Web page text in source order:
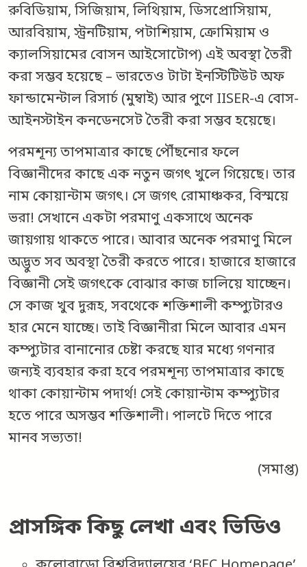
রুবিডিয়াম, সিজিয়াম, লিথিয়াম, ডিসপ্রোসিয়াম,
আরবিয়াম, স্ট্রনটিয়াম, পটাশিয়াম, ক্রোমিয়াম ও
ক্যালসিয়ামের বোসন আইসোটোপ) এই অবস্থা তৈরী
করা সম্ভব হয়েছে – ভারতেও টাটা ইনস্টিটিউট অফ
ফান্ডামেন্টাল রিসার্চ (মুম্বাই) আর পুণে IISER-এ বোস-
আইনস্টাইন কনডেনসেট তৈরী করা সম্ভব হয়েছে।
পরমশূন্য তাপমাত্রার কাছে পৌঁছনোর ফলে
বিজ্ঞানীদের কাছে এক নতুন জগৎ খুলে গিয়েছে। তার
নাম কোয়ান্টাম জগৎ। সে জগৎ রোমাঞ্চকর, বিস্ময়ে
ভরা! সেখানে একটা পরমাণু একসাথে অনেক
জায়গায় থাকতে পারে। আবার অনেক পরমাণু মিলে
অদ্ভুত সব অবস্থা তৈরী করতে পারে। হাজারে হাজারে
বিজ্ঞানী সেই জগৎকে বোঝার কাজ চালিয়ে যাচ্ছেন।
সে কাজ খুব দুরূহ, সবথেকে শক্তিশালী কম্প্যুটারও
হার মেনে যাচ্ছে। তাই বিজ্ঞানীরা মিলে আবার এমন
কম্প্যুটার বানানোর চেষ্টা করছে যার মধ্যে গণনার
জন্যই ব্যবহার করা হবে পরমশূন্য তাপমাত্রার কাছে
থাকা কোয়ান্টাম পদার্থ! সেই কোয়ান্টাম কম্প্যুটার
হতে পারে অসম্ভব শক্তিশালী। পালটে দিতে পারে
মানব সভ্যতা!
(সমাপ্ত)
প্রাসঙ্গিক কিছু লেখা এবং ভিডিও